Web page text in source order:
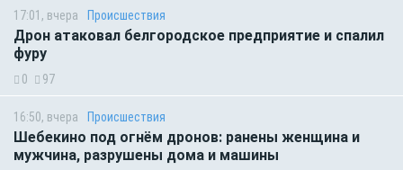
17:01, вчера Происшествия
Дрон атаковал белгородское предприятие и спалил
фуру
0 97
16:50, вчера Происшествия
Шебекино под огнём дронов: ранены женщина и
мужчина, разрушены дома и машины